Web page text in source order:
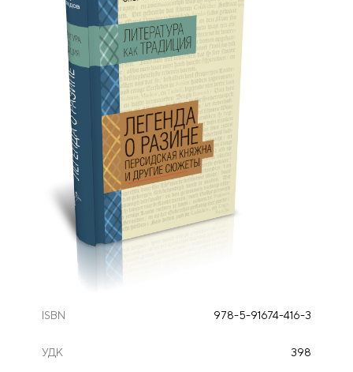
ISBN 978-5-91674-416-3
УДК 398